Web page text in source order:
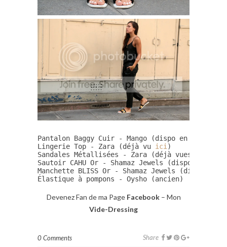
Pantalon Baggy Cuir - Mango (dispo en
Lingerie Top - Zara (déjà vu ici)
Sandales Métallisées - Zara (déjà vues
Sautoir CAHU Or - Shamaz Jewels (dispo sur l'
Manchette BLISS Or - Shamaz Jewels (dispo
Élastique à pompons - Oysho (ancien)
Devenez Fan de ma Page Facebook– Mon
Vide-Dressing
0 Comments Share